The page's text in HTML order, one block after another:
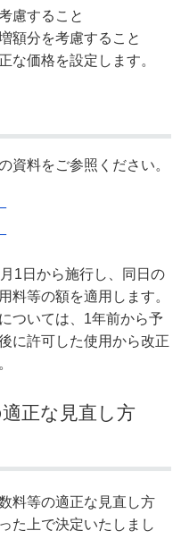
慮すること
額分を考慮すること
な価格を設定します。
資料をご参照ください。
1日から施行し、同日の
料等の額を適用します。
ついては、1年前から予
に許可した使用から改正
正な見直し方
料等の適正な見直し方
た上で決定いたしまし